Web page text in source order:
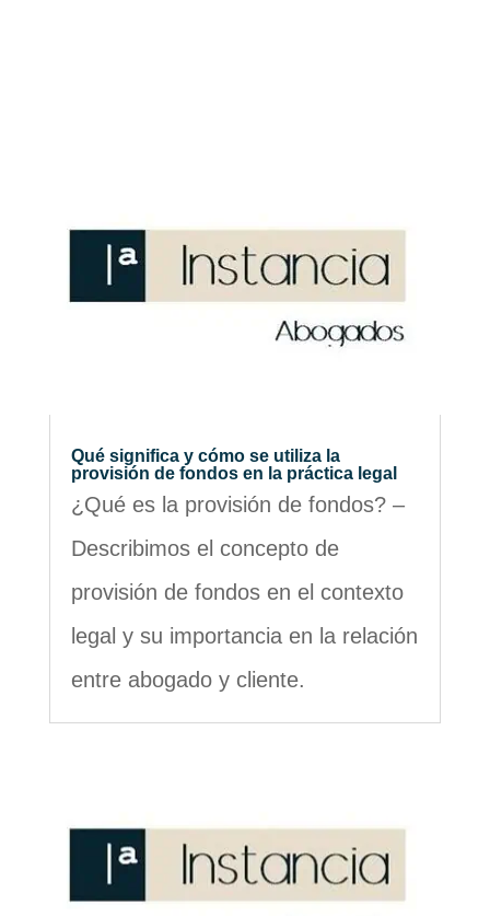
Qué significa y cómo se utiliza la
provisión de fondos en la práctica legal
¿Qué es la provisión de fondos? –
Describimos el concepto de
provisión de fondos en el contexto
legal y su importancia en la relación
entre abogado y cliente.